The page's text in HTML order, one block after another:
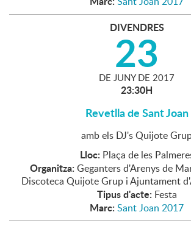
DIVENDRES
23
DE JUNY DE 2017
23:30H
Revetlla de Sant Joan
amb els DJ's Quijote
Lloc: Plaça de les
Organitza: Geganters d'Arenys de
Discoteca Quijote Grup i Ajuntament
Tipus d'acte: Festa
Marc: Sant Joan 2017